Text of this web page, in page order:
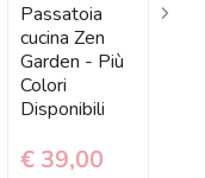
Passatoia
cucina Zen
Garden - Più
Colori
Disponibili
€ 39,00